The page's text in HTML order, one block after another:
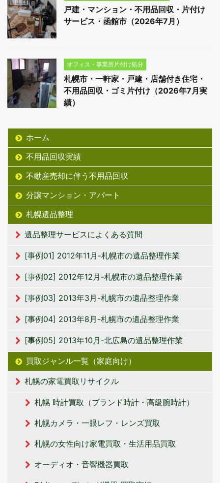
戸建・マンション・不用品回収・片付け
サービス・函館市（2026年7月）
オフィス・事業所片付け処分
札幌市・一軒家・戸建・店舗付き住宅・
不用品回収・ゴミ片付け（2026年7月実
績）
ホーム
不用品回収実績
不動産売却に伴う不用品回収
分譲マンション・アパート
札幌遺品整理
遺品整理サービスによくある質問
[事例01] 2012年11月-札幌市の遺品整理作業
[事例02] 2012年12月-札幌市の遺品整理作業
[事例03] 2013年3月-札幌市の遺品整理作業
[事例04] 2013年8月-札幌市の遺品整理作業
[事例05] 2013年10月-北広島の遺品整理作業
買取ジャンル一覧（家庭向け）
札幌の家電買取リサイクル
札幌 時計買取（ブランド時計・高級腕時計）
札幌カメラ・一眼レフ・レンズ買取
札幌の女性向け家電買取・生活用品買取
オーディオ・音響機器買取